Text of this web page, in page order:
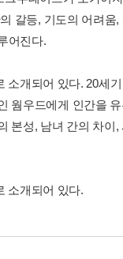
갈등, 기도의 어려움
어진다.
개되어 있다. 20세
웜우드에게 인간을
본성, 남녀 간의 차이,
소개되어 있다.